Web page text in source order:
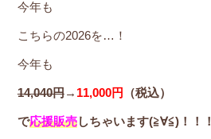
今年も
こちらの2026を…！
今年も
14,040円→ 11,000円 （税込）
で応援販売しちゃいます(≧∀≦)！！！